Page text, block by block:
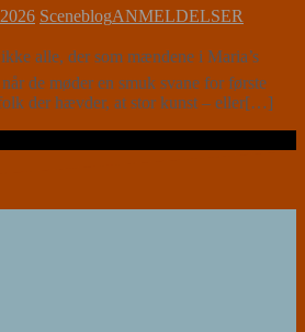
SceneblogANMELDELSER
ikke alle, der som mændene i Maria’s
de møder en smuk svane for første
der hævder, at stor kunst – eller[…]